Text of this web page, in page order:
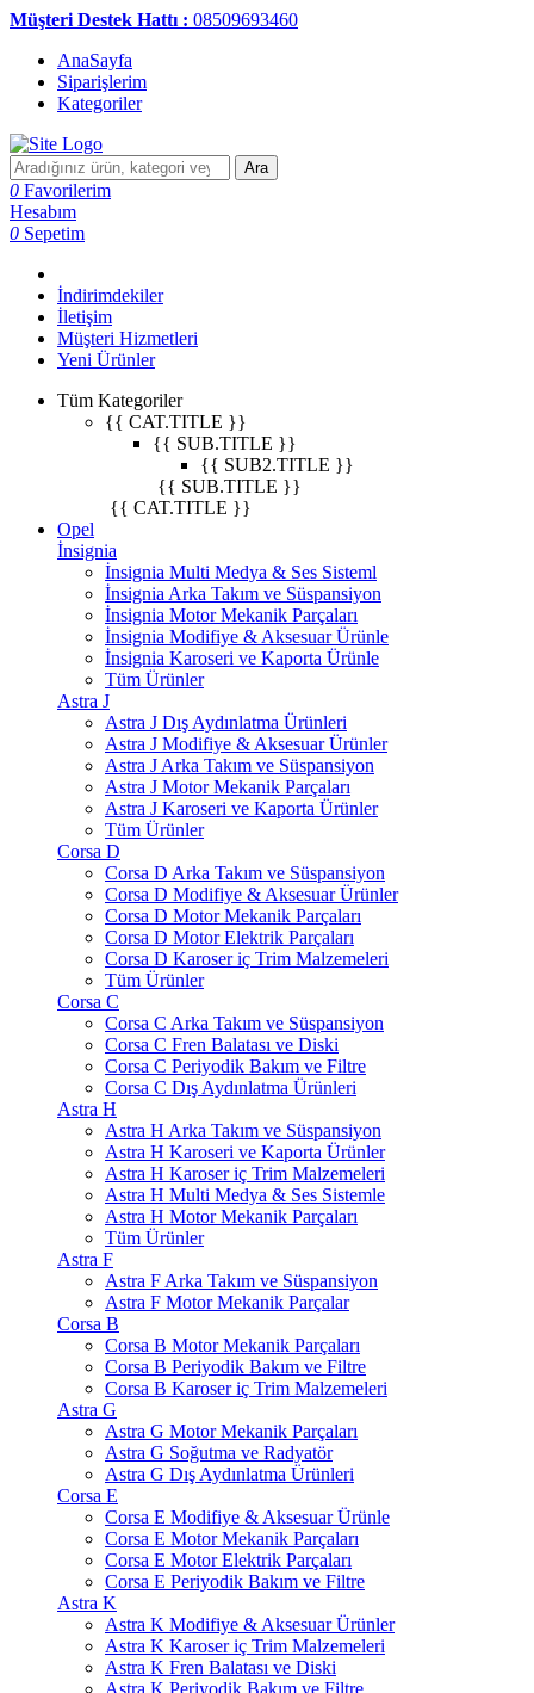
Müşteri Destek Hattı : 08509693460
AnaSayfa
Siparişlerim
Kategoriler
Ara
0 Favorilerim
Hesabım
0 Sepetim
İndirimdekiler
İletişim
Müşteri Hizmetleri
Yeni Ürünler
Tüm Kategoriler
{{ CAT.TITLE }}
{{ SUB.TITLE }}
{{ SUB2.TITLE }}
{{ SUB.TITLE }}
{{ CAT.TITLE }}
Opel
İnsignia
İnsignia Multi Medya & Ses Sisteml
İnsignia Arka Takım ve Süspansiyon
İnsignia Motor Mekanik Parçaları
İnsignia Modifiye & Aksesuar Ürünle
İnsignia Karoseri ve Kaporta Ürünle
Tüm Ürünler
Astra J
Astra J Dış Aydınlatma Ürünleri
Astra J Modifiye & Aksesuar Ürünler
Astra J Arka Takım ve Süspansiyon
Astra J Motor Mekanik Parçaları
Astra J Karoseri ve Kaporta Ürünler
Tüm Ürünler
Corsa D
Corsa D Arka Takım ve Süspansiyon
Corsa D Modifiye & Aksesuar Ürünler
Corsa D Motor Mekanik Parçaları
Corsa D Motor Elektrik Parçaları
Corsa D Karoser iç Trim Malzemeleri
Tüm Ürünler
Corsa C
Corsa C Arka Takım ve Süspansiyon
Corsa C Fren Balatası ve Diski
Corsa C Periyodik Bakım ve Filtre
Corsa C Dış Aydınlatma Ürünleri
Astra H
Astra H Arka Takım ve Süspansiyon
Astra H Karoseri ve Kaporta Ürünler
Astra H Karoser iç Trim Malzemeleri
Astra H Multi Medya & Ses Sistemle
Astra H Motor Mekanik Parçaları
Tüm Ürünler
Astra F
Astra F Arka Takım ve Süspansiyon
Astra F Motor Mekanik Parçalar
Corsa B
Corsa B Motor Mekanik Parçaları
Corsa B Periyodik Bakım ve Filtre
Corsa B Karoser iç Trim Malzemeleri
Astra G
Astra G Motor Mekanik Parçaları
Astra G Soğutma ve Radyatör
Astra G Dış Aydınlatma Ürünleri
Corsa E
Corsa E Modifiye & Aksesuar Ürünle
Corsa E Motor Mekanik Parçaları
Corsa E Motor Elektrik Parçaları
Corsa E Periyodik Bakım ve Filtre
Astra K
Astra K Modifiye & Aksesuar Ürünler
Astra K Karoser iç Trim Malzemeleri
Astra K Fren Balatası ve Diski
Astra K Periyodik Bakım ve Filtre